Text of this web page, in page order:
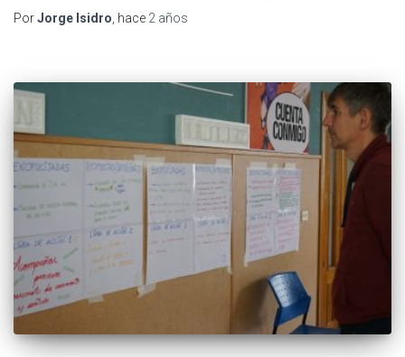
PorJorge Isidro, hace 2 años